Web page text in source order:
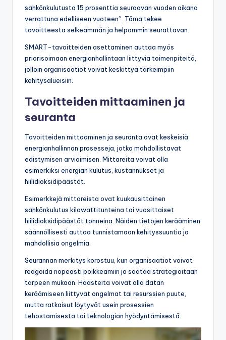
sähkönkulutusta 15 prosenttia seuraavan vuoden aikana
verrattuna edelliseen vuoteen”. Tämä tekee
tavoitteesta selkeämmän ja helpommin seurattavan.
SMART-tavoitteiden asettaminen auttaa myös
priorisoimaan energianhallintaan liittyviä toimenpiteitä,
jolloin organisaatiot voivat keskittyä tärkeimpiin
kehitysalueisiin.
Tavoitteiden mittaaminen ja
seuranta
Tavoitteiden mittaaminen ja seuranta ovat keskeisiä
energianhallinnan prosesseja, jotka mahdollistavat
edistymisen arvioimisen. Mittareita voivat olla
esimerkiksi energian kulutus, kustannukset ja
hiilidioksidipäästöt.
Esimerkkejä mittareista ovat kuukausittainen
sähkönkulutus kilowattitunteina tai vuosittaiset
hiilidioksidipäästöt tonneina. Näiden tietojen kerääminen
säännöllisesti auttaa tunnistamaan kehityssuuntia ja
mahdollisia ongelmia.
Seurannan merkitys korostuu, kun organisaatiot voivat
reagoida nopeasti poikkeamiin ja säätää strategioitaan
tarpeen mukaan. Haasteita voivat olla datan
keräämiseen liittyvät ongelmat tai resurssien puute,
mutta ratkaisut löytyvät usein prosessien
tehostamisesta tai teknologian hyödyntämisestä.